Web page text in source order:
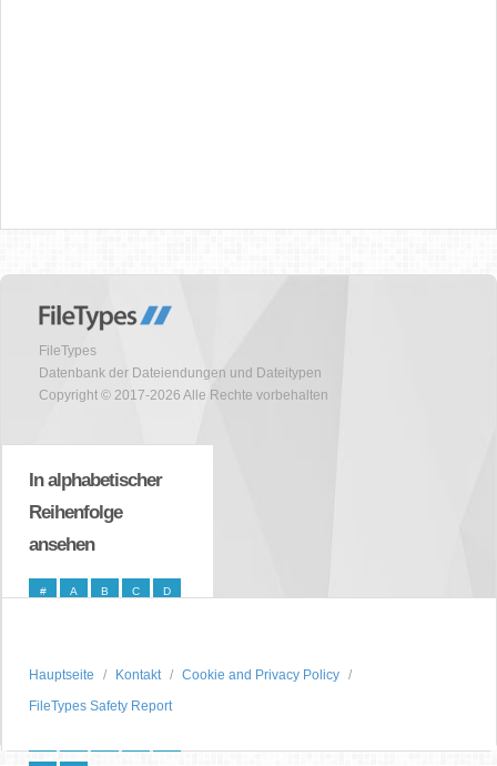
FileTypes
Datenbank der Dateiendungen und Dateitypen
Copyright © 2017-2026 Alle Rechte vorbehalten
In alphabetischer
Reihenfolge
ansehen
# A B C D
O P Q R S
Hauptseite Kontakt
Cookie and Privacy Policy
FileTypes Safety Report